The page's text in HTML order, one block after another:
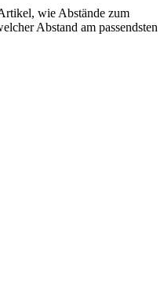
wie Abstände zum
Abstand am passendsten